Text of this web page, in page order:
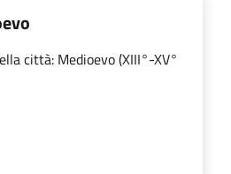
città: Medioevo (XIII°-XV°